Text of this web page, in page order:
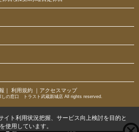
利用規約｜ アクセスマップ
しの窓口 トラスト武蔵新城店 All rights reserved.
イト利用状況把握、サービス向上検討を目的と
使用しています。